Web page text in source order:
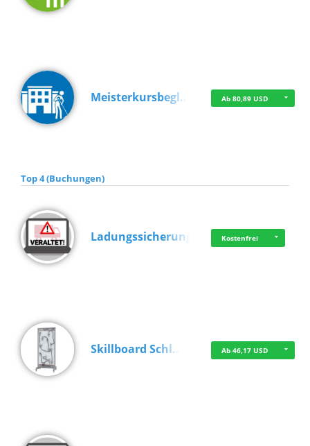
Meisterkursbegl… Ab 80,89 USD
Top 4 (Buchungen)
Ladungssicherung Kostenfrei
Skillboard Schl… Ab 46,17 USD